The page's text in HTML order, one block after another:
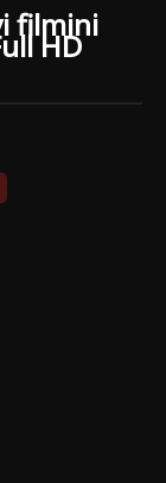
filmini
HD